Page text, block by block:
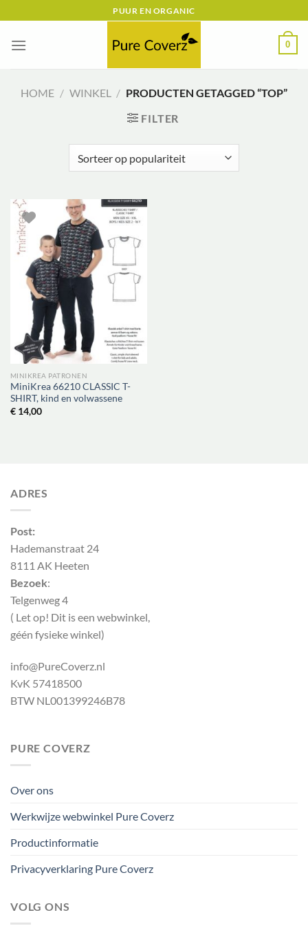
naar
inhoud
PUUR EN ORGANIC
0
HOME / WINKEL / PRODUCTEN GETAGGED “TOP”
FILTER
MINIKREA PATRONEN
MiniKrea 66210 CLASSIC T-
SHIRT, kind en volwassene
€14,00
ADRES
Post:
Hademanstraat 24
8111 AK Heeten
Bezoek:
Telgenweg 4
( Let op! Dit is een webwinkel,
géén fysieke winkel)
info@PureCoverz.nl
KvK 57418500
BTW NL001399246B78
PURE COVERZ
Over ons
Werkwijze webwinkel Pure Coverz
Productinformatie
Privacyverklaring Pure Coverz
VOLG ONS